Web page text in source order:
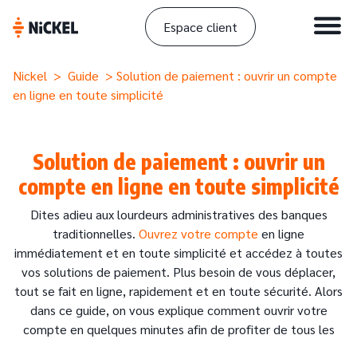
Espace client
Nickel > Guide > Solution de paiement : ouvrir un compte
en ligne en toute simplicité
Solution de paiement : ouvrir un
compte en ligne en toute simplicité
Dites adieu aux lourdeurs administratives des banques
traditionnelles. Ouvrez votre compte en ligne
immédiatement et en toute simplicité et accédez à toutes
vos solutions de paiement. Plus besoin de vous déplacer,
tout se fait en ligne, rapidement et en toute sécurité. Alors
dans ce guide, on vous explique comment ouvrir votre
compte en quelques minutes afin de profiter de tous les